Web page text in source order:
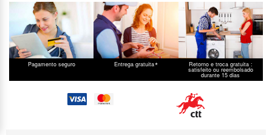
Pagamento seguro Entrega gratuita* Retorno e troca gratuita :
satisfeito ou reembolsado
durante 15 dias